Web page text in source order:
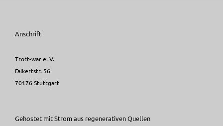
Anschrift
Trott-war e. V.
Falkertstr. 56
70176 Stuttgart
Gehostet mit Strom aus regenerativen Quellen